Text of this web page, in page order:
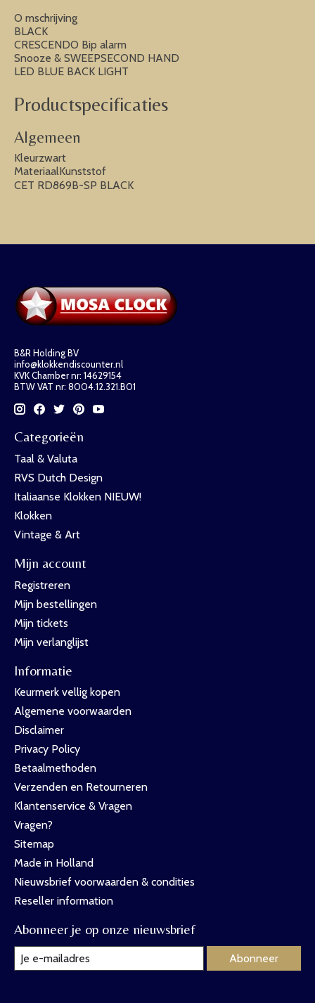
O mschrijving
BLACK
CRESCENDO Bip alarm
Snooze & SWEEPSECOND HAND
LED BLUE BACK LIGHT
Productspecificaties
Algemeen
Kleurzwart
MateriaalKunststof
CET RD869B-SP BLACK
B&R Holding BV
info@klokkendiscounter.nl
KVK Chamber nr: 14629154
BTW VAT nr: 8004.12.321.B01
Categorieën
Taal & Valuta
RVS Dutch Design
Italiaanse Klokken NIEUW!
Klokken
Vintage & Art
Mijn account
Registreren
Mijn bestellingen
Mijn tickets
Mijn verlanglijst
Informatie
Keurmerk vellig kopen
Algemene voorwaarden
Disclaimer
Privacy Policy
Betaalmethoden
Verzenden en Retourneren
Klantenservice & Vragen
Vragen?
Sitemap
Made in Holland
Nieuwsbrief voorwaarden & condities
Reseller information
Abonneer je op onze nieuwsbrief
Abonneer